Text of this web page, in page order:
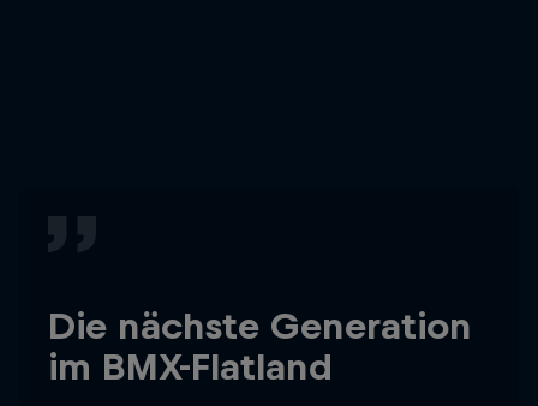
Die nächste Generation
im BMX-Flatland